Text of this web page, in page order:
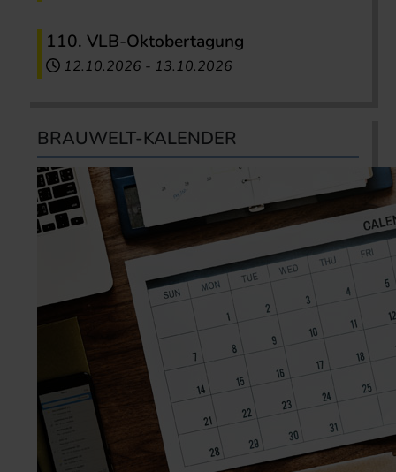
110. VLB-Oktobertagung
12.10.2026 - 13.10.2026
BRAUWELT-KALENDER